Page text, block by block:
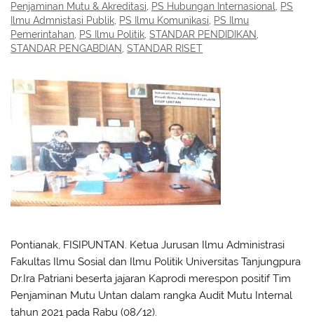
Penjaminan Mutu & Akreditasi
PS Hubungan Internasional
PS
Ilmu Admnistasi Publik PS Ilmu Komunikasi
PS Ilmu
Pemerintahan PS Ilmu Politik ,STANDAR PENDIDIKAN
STANDAR PENGABDIAN ,STANDAR RISET
Pontianak, FISIPUNTAN. Ketua Jurusan Ilmu Administrasi
Fakultas Ilmu Sosial dan Ilmu Politik Universitas Tanjungpura
Dr.Ira Patriani beserta jajaran Kaprodi merespon positif Tim
Penjaminan Mutu Untan dalam rangka Audit Mutu Internal
tahun 2021 pada Rabu (08/12).